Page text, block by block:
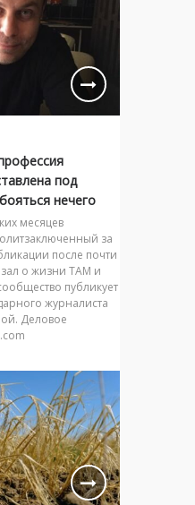
под
нечего
месяцев
за
после почти
о жизни ТАМ и
публикует
журналиста
Деловое